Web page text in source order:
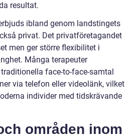
resultat.
ibland genom landstingets
privat. Det privatföretagandet
men ger större flexibilitet i
Många terapeuter
face-to-face-samtal
via telefon eller videolänk, vilket
individer med tidskrävande
områden inom